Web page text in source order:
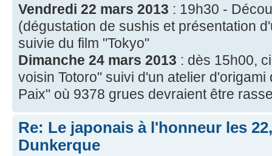
Vendredi 22 mars 2013 : 19h30 -
(dégustation de sushis et présentation
suivie du film "Tokyo"
Dimanche 24 mars 2013 : dès 15h00,
voisin Totoro" suivi d'un atelier
Paix" où 9378 grues devraient être
Re: Le japonais à l'honneur les
Dunkerque